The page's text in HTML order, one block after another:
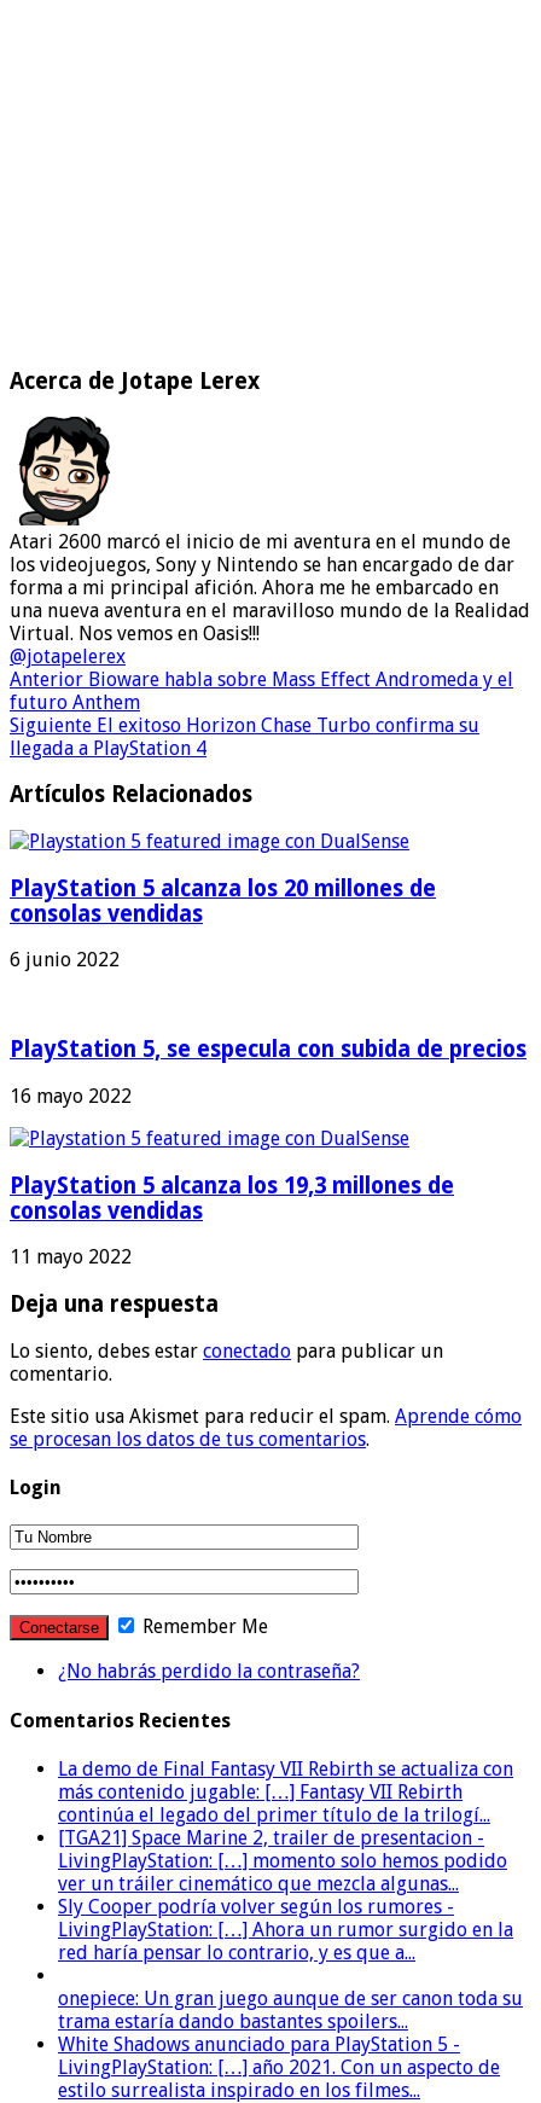
Acerca de Jotape Lerex
Atari 2600 marcó el inicio de mi aventura en el mundo de
los videojuegos, Sony y Nintendo se han encargado de dar
forma a mi principal afición. Ahora me he embarcado en
una nueva aventura en el maravilloso mundo de la Realidad
Virtual. Nos vemos en Oasis!!!
@jotapelerex
Anterior Bioware habla sobre Mass Effect Andromeda y el
futuro Anthem
Siguiente El exitoso Horizon Chase Turbo confirma su
llegada a PlayStation 4
Artículos Relacionados
PlayStation 5 alcanza los 20 millones de
consolas vendidas
6 junio 2022
PlayStation 5, se especula con subida de precios
16 mayo 2022
PlayStation 5 alcanza los 19,3 millones de
consolas vendidas
11 mayo 2022
Deja una respuesta
Lo siento, debes estar conectado para publicar un
comentario.
Este sitio usa Akismet para reducir el spam. Aprende cómo
se procesan los datos de tus comentarios.
Login
Remember Me
¿No habrás perdido la contraseña?
Comentarios Recientes
La demo de Final Fantasy VII Rebirth se actualiza con
más contenido jugable: […] Fantasy VII Rebirth
continúa el legado del primer título de la trilogí...
[TGA21] Space Marine 2, trailer de presentacion -
LivingPlayStation: […] momento solo hemos podido
ver un tráiler cinemático que mezcla algunas...
Sly Cooper podría volver según los rumores -
LivingPlayStation: […] Ahora un rumor surgido en la
red haría pensar lo contrario, y es que a...
onepiece: Un gran juego aunque de ser canon toda su
trama estaría dando bastantes spoilers...
White Shadows anunciado para PlayStation 5 -
LivingPlayStation: […] año 2021. Con un aspecto de
estilo surrealista inspirado en los filmes...